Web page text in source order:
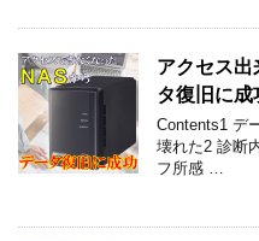
アクセス
タ復旧に成
Contents1 デ
壊れた2 診断
フ所感 …